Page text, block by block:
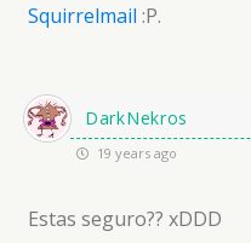
Squirrelmail :P.
DarkNekros
19 years ago
Estas seguro?? xDDD